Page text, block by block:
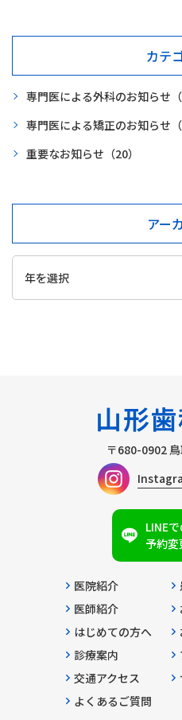
カテ
専門医による外科のお知らせ
専門医による矯正のお知らせ
重要なお知らせ （20）
アー
〒680-0902
LINE
予約変
医院紹介
医師紹介
はじめての方へ
診療案内
交通アクセス
よくあるご質問